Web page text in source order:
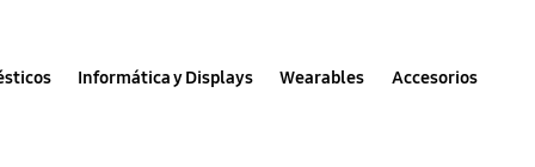
Informática y Displays Wearables Accesorios